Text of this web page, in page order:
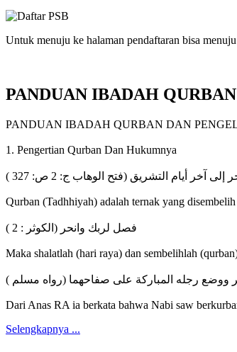
Untuk menuju ke halaman pendaftaran bisa
PANDUAN IBADAH
PANDUAN IBADAH QURBAN DAN
1. Pengertian Qurban Dan Hukumnya
آخر أيام التشريق (فتح الوهاب ج: 2 ص: 327 )
Qurban (Tadhhiyah) adalah ternak yang
فصل لربك وانحر (الكوثر : 2 )
Maka shalatlah (hari raya) dan sembelihlah
ووضع رجله المباركة على صفاحهما (رواه مسلم )
Dari Anas RA ia berkata bahwa Nabi saw
Selengkapnya ...